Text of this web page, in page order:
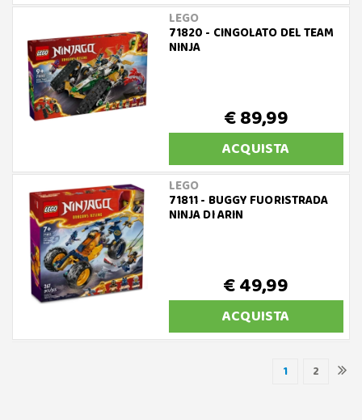
LEGO
71820 - CINGOLATO DEL TEAM
NINJA
€ 89,99
ACQUISTA
LEGO
71811 - BUGGY FUORISTRADA
NINJA DI ARIN
€ 49,99
ACQUISTA
1 2